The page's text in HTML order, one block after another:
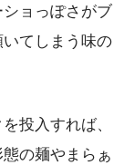
ョっぽさがブ
てしまう味の
投入すれば、
の麺やまらぁ